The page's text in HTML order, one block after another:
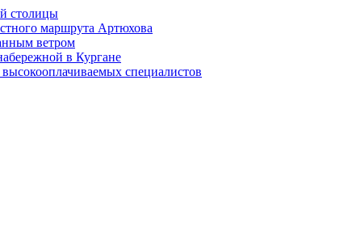
столицы
маршрута Артюхова
ветром
в Кургане
специалистов